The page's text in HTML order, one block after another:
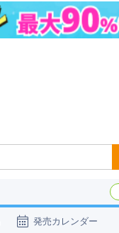
発売カレンダー